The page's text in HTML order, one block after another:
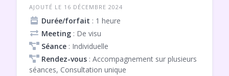
AJOUTÉ LE 16 DÉCEMBRE 2024
Durée/forfait : 1 heure
Meeting : De visu
Séance : Individuelle
Rendez-vous : Accompagnement sur plusieurs
séances, Consultation unique